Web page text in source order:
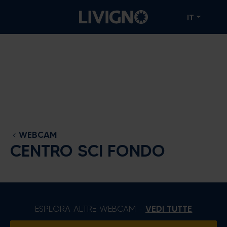
IT
WEBCAM
CENTRO SCI FONDO
ESPLORA ALTRE WEBCAM - VEDI TUTTE